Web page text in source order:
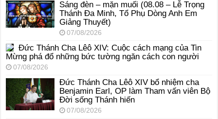
Sáng đèn – mặn muối (08.08 – Lễ Trọng
Thánh Đa Minh, Tổ Phụ Dòng Anh Em
Giảng Thuyết)
07/08/2026
Đức Thánh Cha Lêô XIV: Cuộc cách mạng của Tin
Mừng phá đổ những bức tường ngăn cách con người
07/08/2026
Đức Thánh Cha Lêô XIV bổ nhiệm cha
Benjamin Earl, OP làm Tham vấn viên Bộ
Đời sống Thánh hiến
07/08/2026